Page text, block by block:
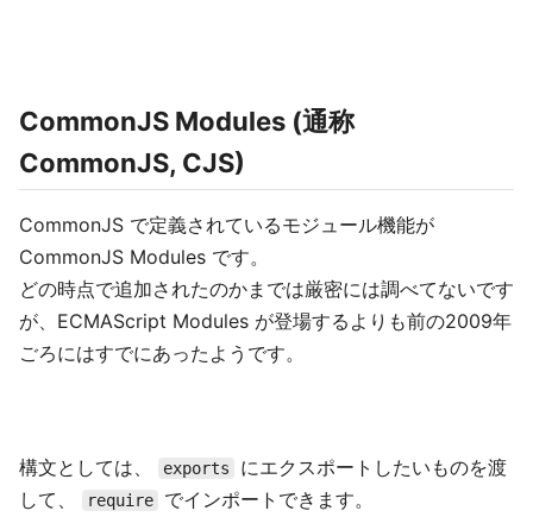
CommonJS Modules (通称
CommonJS, CJS)
CommonJS で定義されているモジュール機能が
CommonJS Modules です。
どの時点で追加されたのかまでは厳密には調べてないです
が、ECMAScript Modules が登場するよりも前の2009年
ごろにはすでにあったようです。
構文としては、 exports
にエクスポートしたいものを渡
して、
require でインポートできます。